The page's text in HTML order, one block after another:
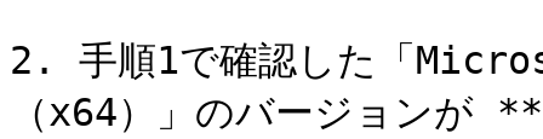
2. 手順1で確認した「
（x64）」のバージョンが